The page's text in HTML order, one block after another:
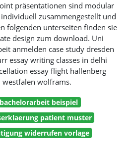
präsentationen sind modular
zusammengestellt und
folgenden unterseiten finden sie
design zum download. Uni
anmelden case study dresden
essay writing classes in delhi
essay flight hallenberg
wolframs.
beispiel
patient muster
widerrufen vorlage